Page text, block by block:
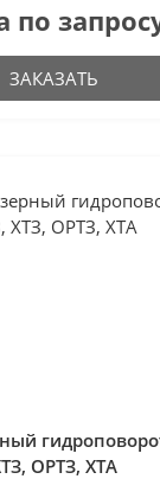
по
ЗАКАЗАТЬ
ОРТЗ, ХТА